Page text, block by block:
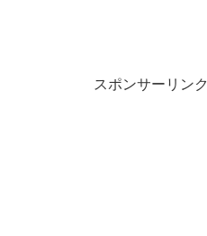
スポンサーリンク